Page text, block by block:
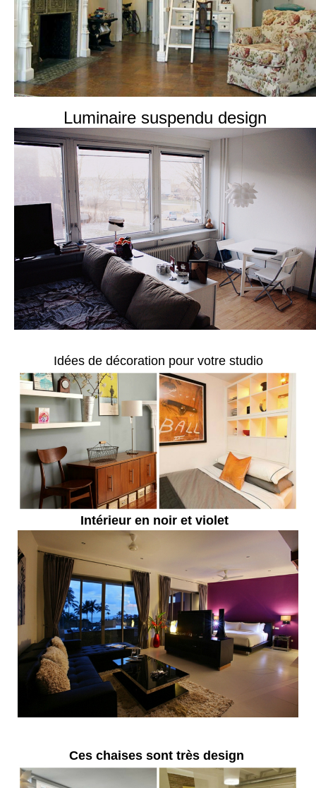
Luminaire suspendu design
Idées de décoration pour votre studio
Intérieur en noir et violet
Ces chaises sont très design